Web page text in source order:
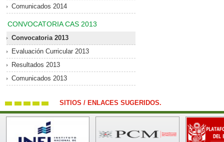
Comunicados 2014
CONVOCATORIA CAS 2013
Convocatoria 2013
Evaluación Curricular 2013
Resultados 2013
Comunicados 2013
SITIOS / ENLACES SUGERIDOS.